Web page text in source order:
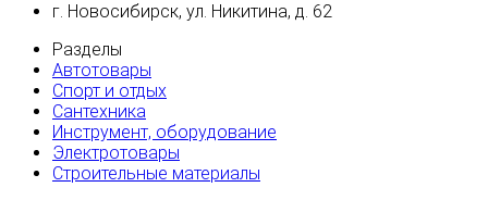
г. Новосибирск, ул. Никитина, д. 62
Разделы
Автотовары
Спорт и отдых
Сантехника
Инструмент, оборудование
Электротовары
Строительные материалы